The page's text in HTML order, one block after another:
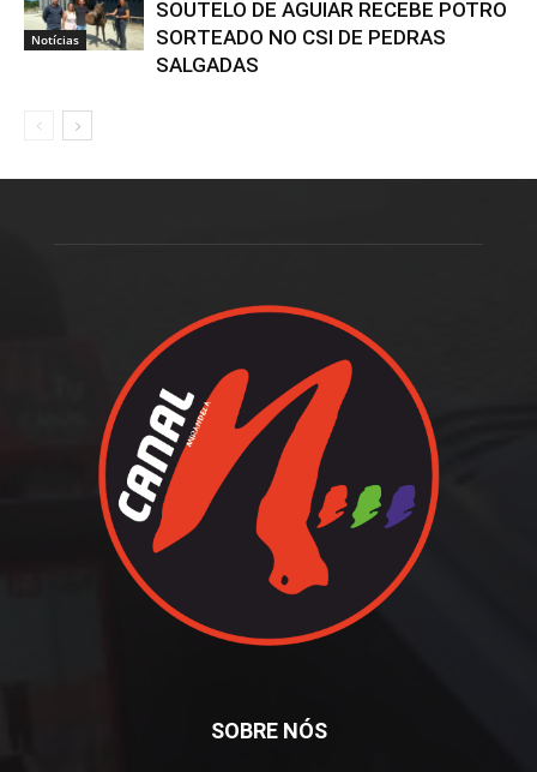
Notícias
SOUTELO DE AGUIAR RECEBE POTRO
SORTEADO NO CSI DE PEDRAS
SALGADAS
SOBRE NÓS